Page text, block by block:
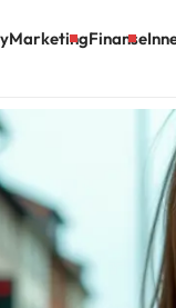
MarketingFinanse